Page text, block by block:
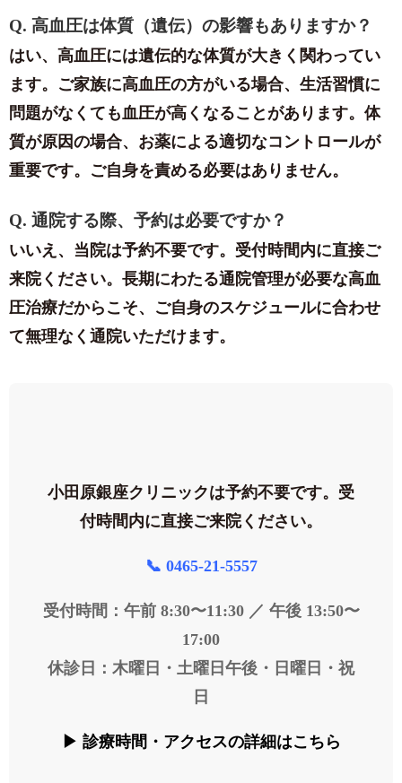
Q. 高血圧は体質（遺伝）の影響もありますか？
はい、高血圧には遺伝的な体質が大きく関わってい
ます。ご家族に高血圧の方がいる場合、生活習慣に
問題がなくても血圧が高くなることがあります。体
質が原因の場合、お薬による適切なコントロールが
重要です。ご自身を責める必要はありません。
Q. 通院する際、予約は必要ですか？
いいえ、当院は予約不要です。受付時間内に直接ご
来院ください。長期にわたる通院管理が必要な高血
圧治療だからこそ、ご自身のスケジュールに合わせ
て無理なく通院いただけます。
小田原銀座クリニックは予約不要です。受
付時間内に直接ご来院ください。
📞 0465-21-5557
受付時間：午前 8:30〜11:30 ／ 午後 13:50〜
17:00
休診日：木曜日・土曜日午後・日曜日・祝
日
▶ 診療時間・アクセスの詳細はこちら